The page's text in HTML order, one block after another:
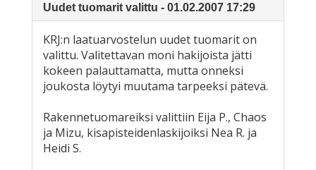
Uudet tuomarit valittu - 01.02.2007 17:29
KRJ:n laatuarvostelun uudet tuomarit on
valittu. Valitettavan moni hakijoista jätti
kokeen palauttamatta, mutta onneksi
joukosta löytyi muutama tarpeeksi pätevä.
Rakennetuomareiksi valittiin Eija P., Chaos
ja Mizu, kisapisteidenlaskijoiksi Nea R. ja
Heidi S.